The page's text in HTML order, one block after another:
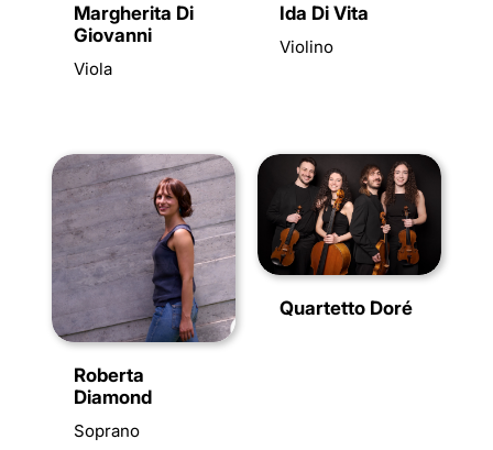
Margherita Di
Giovanni
Viola
Ida Di Vita
Violino
Roberta
Diamond
Soprano
Quartetto Doré